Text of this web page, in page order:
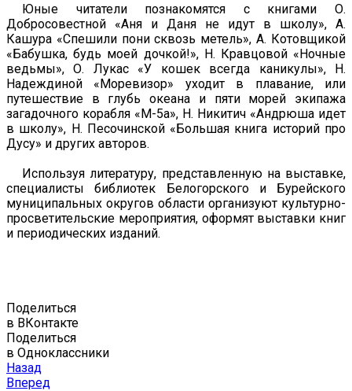
Юные читатели познакомятся с книгами О.
Добросовестной «Аня и Даня не идут в школу», А.
Кашура «Спешили пони сквозь метель», А. Котовщикой
«Бабушка, будь моей дочкой!», Н. Кравцовой «Ночные
ведьмы», О. Лукас «У кошек всегда каникулы», Н.
Надеждиной «Моревизор» уходит в плавание, или
путешествие в глубь океана и пяти морей экипажа
загадочного корабля «М-5а», Н. Никитич «Андрюша идет
в школу», Н. Песочинской «Большая книга историй про
Дусу» и других авторов.
Используя литературу, представленную на выставке,
специалисты библиотек Белогорского и Бурейского
муниципальных округов области организуют культурно-
просветительские мероприятия, оформят выставки книг
и периодических изданий.
Поделиться
в ВКонтакте
Поделиться
в Одноклассники
Назад
Вперед